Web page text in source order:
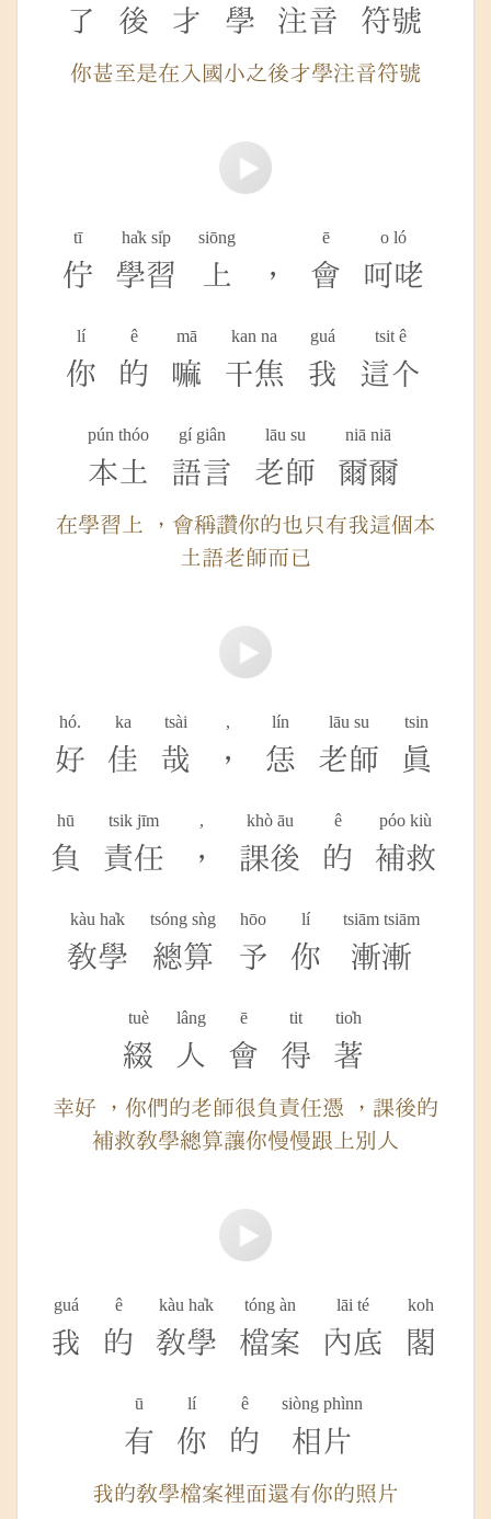
了 後 才 學 注音 符號
你甚至是在入國小之後才學注音符號
tī
佇
ha̍k si̍p
學習
siōng
上 ，
ē
會
o ló
呵咾
lí
你
ê
的
mā
嘛
kan na
干焦
guá
我
tsit ê
這个
pún thóo
本土
gí giân
語言
lāu su
老師
niā niā
爾爾
在學習上 ，會稱讚你的也只有我這個本
土語老師而已
hó.
好
ka
佳
tsài
哉
,
，
lín
恁
lāu su
老師
tsin
真
hū
負
tsik jīm
責任
,
，
khò āu
課後
ê
的
póo kiù
補救
kàu ha̍k
教學
tsóng sǹg
總算
hōo
予
lí
你
tsiām tsiām
漸漸
tuè
綴
lâng
人
ē
會
tit
得
tio̍h
著
幸好 ，你們的老師很負責任憑 ，課後的
補救教學總算讓你慢慢跟上別人
guá
我
ê
的
kàu ha̍k
教學
tóng àn
檔案
lāi té
內底
koh
閣
ū
有
lí
你
ê
的
siòng phìnn
相片
我的教學檔案裡面還有你的照片